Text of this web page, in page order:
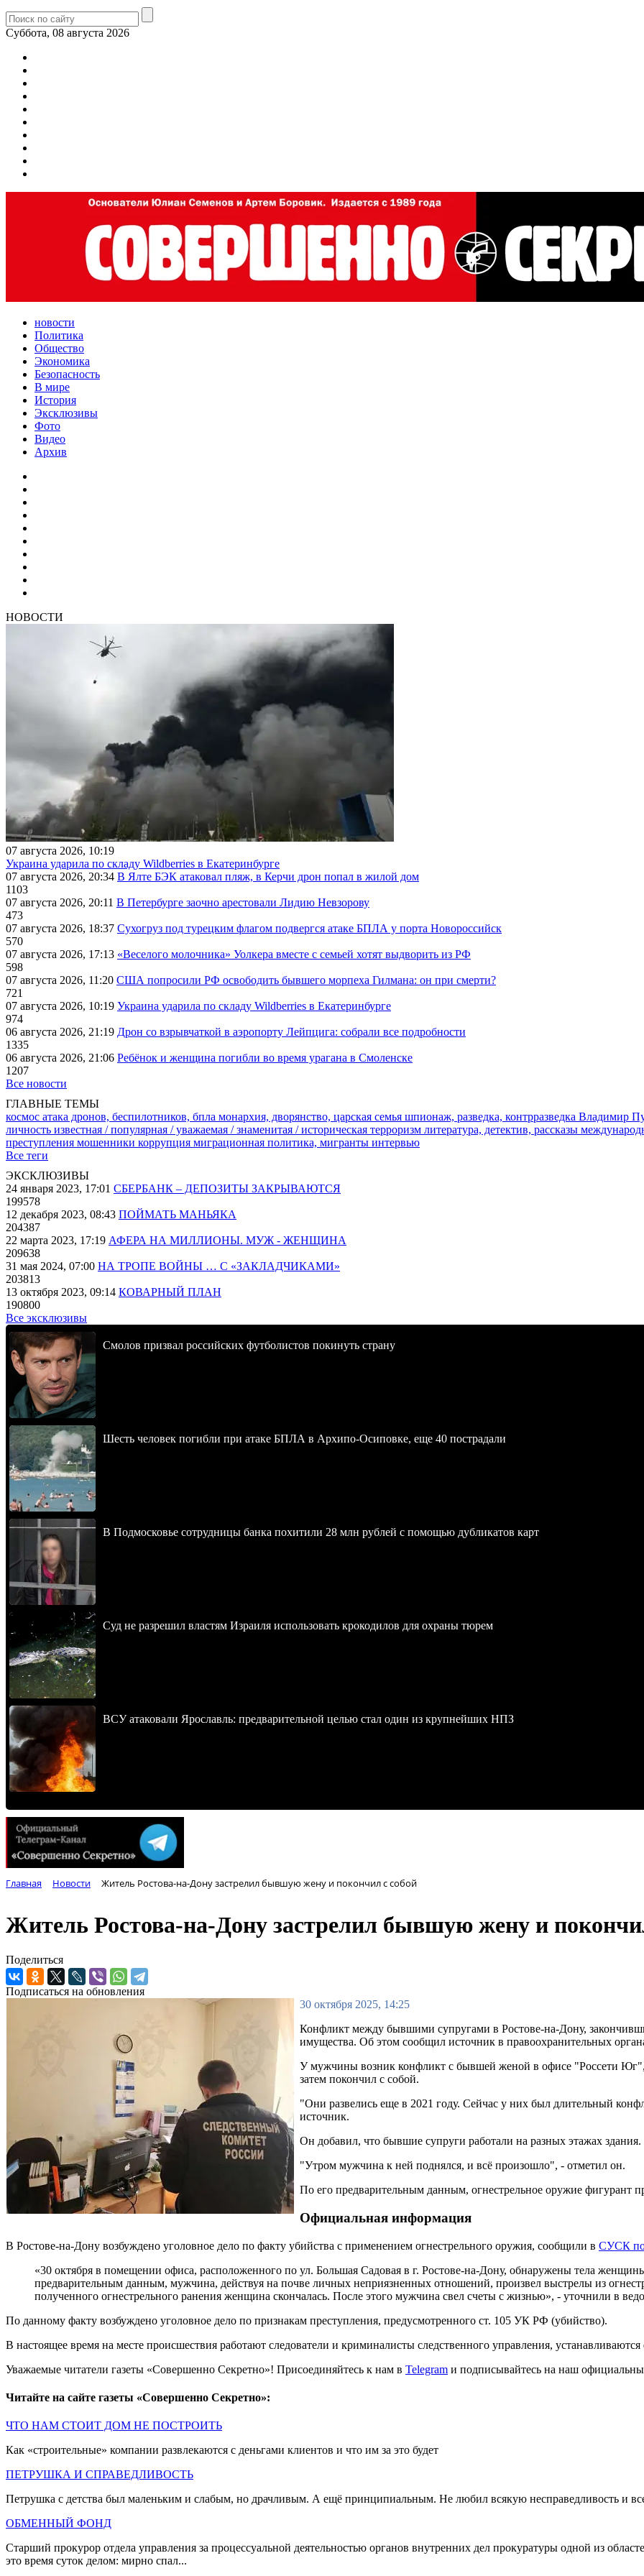
Суббота, 08 августа 2026
новости
Политика
Общество
Экономика
Безопасность
В мире
История
Эксклюзивы
Фото
Видео
Архив
НОВОСТИ
07 августа 2026, 10:19
Украина ударила по складу Wildberries в Екатеринбурге
07 августа 2026, 20:34 В Ялте БЭК атаковал пляж, в Керчи дрон попал в жилой дом
1103
07 августа 2026, 20:11 В Петербурге заочно арестовали Лидию Невзорову
473
07 августа 2026, 18:37 Сухогруз под турецким флагом подвергся атаке БПЛА у порта Новороссийск
570
07 августа 2026, 17:13 «Веселого молочника» Уолкера вместе с семьей хотят выдворить из РФ
598
07 августа 2026, 11:20 США попросили РФ освободить бывшего морпеха Гилмана: он при смерти?
721
07 августа 2026, 10:19 Украина ударила по складу Wildberries в Екатеринбурге
974
06 августа 2026, 21:19 Дрон со взрывчаткой в аэропорту Лейпцига: собрали все подробности
1335
06 августа 2026, 21:06 Ребёнок и женщина погибли во время урагана в Смоленске
1207
Все новости
ГЛАВНЫЕ ТЕМЫ
космос атака дронов, беспилотников, бпла монархия, дворянство, царская семья шпионаж, разведка, контрразведка Владимир
личность известная / популярная / уважаемая / знаменитая / историческая терроризм литература, детектив, рассказы
преступления мошенники коррупция миграционная политика, мигранты интервью
Все теги
ЭКСКЛЮЗИВЫ
24 января 2023, 17:01 СБЕРБАНК – ДЕПОЗИТЫ ЗАКРЫВАЮТСЯ
199578
12 декабря 2023, 08:43 ПОЙМАТЬ МАНЬЯКА
204387
22 марта 2023, 17:19 АФЕРА НА МИЛЛИОНЫ. МУЖ - ЖЕНЩИНА
209638
31 мая 2024, 07:00 НА ТРОПЕ ВОЙНЫ … С «ЗАКЛАДЧИКАМИ»
203813
13 октября 2023, 09:14 КОВАРНЫЙ ПЛАН
190800
Все эксклюзивы
Смолов призвал российских футболистов покинуть страну
Шесть человек погибли при атаке БПЛА в Архипо-Осиповке, еще 40 пострадали
В Подмосковье сотрудницы банка похитили 28 млн рублей с помощью дубликатов карт
Суд не разрешил властям Израиля использовать крокодилов для охраны тюрем
ВСУ атаковали Ярославль: предварительной целью стал один из крупнейших НПЗ
Главная Новости Житель Ростова-на-Дону застрелил бывшую жену и покончил с собой
Житель Ростова-на-Дону застрелил бывшую жену и
Поделиться
Подписаться на обновления
30 октября 2025, 14:25
Конфликт между бывшими супругами в Ростове-на-Дону,
имущества. Об этом сообщил источник в правоохранительных
У мужчины возник конфликт с бывшей женой в офисе "Россети
затем покончил с собой.
"Они развелись еще в 2021 году. Сейчас у них был длительный
источник.
Он добавил, что бывшие супруги работали на разных этажах здания.
"Утром мужчина к ней поднялся, и всё произошло", - отметил он.
По его предварительным данным, огнестрельное оружие фигурант
Официальная информация
В Ростове-на-Дону возбуждено уголовное дело по факту убийства с применением огнестрельного оружия, сообщили в СУСК по
«30 октября в помещении офиса, расположенного по ул. Большая Садовая в г. Ростове-на-Дону, обнаружены тела
предварительным данным, мужчина, действуя на почве личных неприязненных отношений, произвел выстрелы из
полученного огнестрельного ранения женщина скончалась. После этого мужчина свел счеты с жизнью», - уточнили в
По данному факту возбуждено уголовное дело по признакам преступления, предусмотренного ст. 105 УК РФ (убийство).
В настоящее время на месте происшествия работают следователи и криминалисты следственного управления, устанавливаются
Уважаемые читатели газеты «Совершенно Секретно»! Присоединяйтесь к нам в Telegram и подписывайтесь на наш
Читайте на сайте газеты «Совершенно Секретно»:
ЧТО НАМ СТОИТ ДОМ НЕ ПОСТРОИТЬ
Как «строительные» компании развлекаются с деньгами клиентов и что им за это будет
ПЕТРУШКА И СПРАВЕДЛИВОСТЬ
Петрушка с детства был маленьким и слабым, но драчливым. А ещё принципиальным. Не любил всякую несправедливость и
ОБМЕННЫЙ ФОНД
Старший прокурор отдела управления за процессуальной деятельностью органов внутренних дел прокуратуры одной из
это время суток делом: мирно спал...